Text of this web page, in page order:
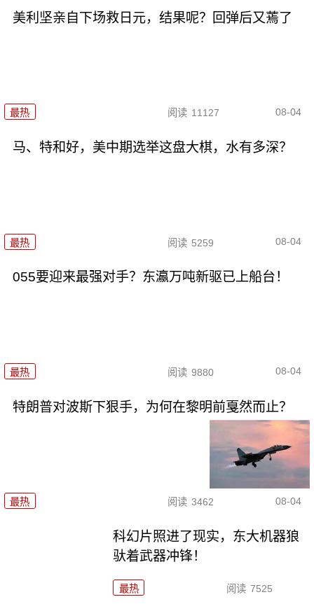
美利坚亲自下场救日元，结果呢？回弹后又蔫了
最热 阅读 11127 08-04
马、特和好，美中期选举这盘大棋，水有多深？
最热 阅读 5259 08-04
055要迎来最强对手？东瀛万吨新驱已上船台！
最热 阅读 9880 08-04
特朗普对波斯下狠手，为何在黎明前戛然而止？
最热 阅读 3462 08-04
科幻片照进了现实，东大机器狼
驮着武器冲锋！
最热 阅读 7525